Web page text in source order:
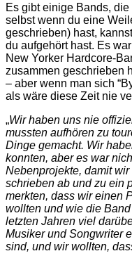
Es gibt einige Bands,
selbst wenn du eine
geschrieben) hast,
du aufgehört hast. Es
New Yorker Hardcore-
zusammen geschrieben
– aber wenn man sich
als wäre diese Zeit nie
„Wir haben uns nie
mussten aufhören zu
Dinge gemacht. Wir
konnten, aber es war
Nebenprojekte, damit
schrieben ab und zu ein
merkten, dass wir einen
wollten und wie die
letzten Jahren viel
Musiker und Songwriter
sind, und wir wollten,